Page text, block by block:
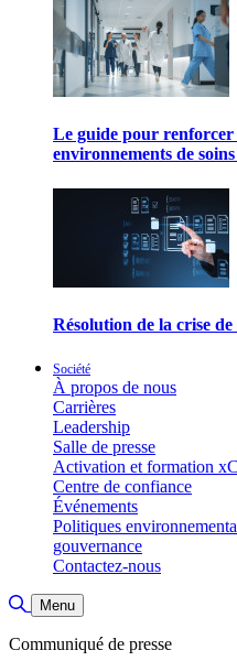
Le guide pour renforcer
environnements de
Résolution de la crise
Société
À propos de nous
Carrières
Leadership
Salle de presse
Activation et formation
Centre de confiance
Événements
Politiques
gouvernance
Contactez-nous
Basculer la recherche
Menu
Communiqué de presse